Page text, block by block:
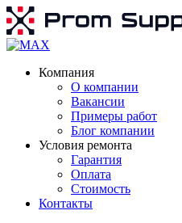
Компания
О компании
Вакансии
Примеры работ
Блог компании
Условия ремонта
Гарантия
Оплата
Стоимость
Контакты